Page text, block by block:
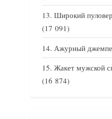
Широкий
(17 091)
Ажурный
Жакет мужской
(16 874)